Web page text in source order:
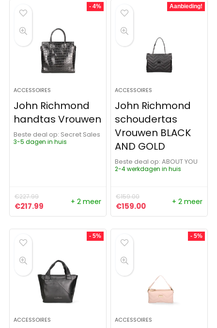
- 4%
ACCESSOIRES
John Richmond
handtas Vrouwen
Beste deal op:
Secret Sales
3-5 dagen in huis
€227.99
Oorspronkelijke prijs was: €227.99.
€217.99 Huidige prijs is: €217.99.
+ 2 meer
Aanbieding!
ACCESSOIRES
John Richmond
schoudertas
Vrouwen BLACK
AND GOLD
Beste deal op:
ABOUT YOU
2-4 werkdagen in huis
€159.00
Oorspronkelijke prijs was:
€159.00Huidige prijs is:
+ 2 meer
- 5%
ACCESSOIRES
- 5%
ACCESSOIRES